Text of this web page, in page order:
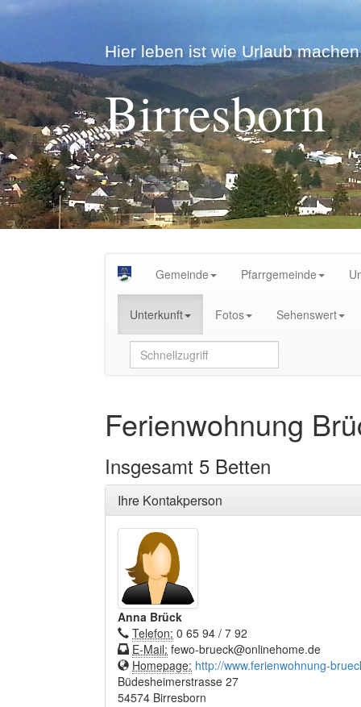
Hier leben ist wie Urlaub
Birresborn
Gemeinde Pfarrgemeinde
Unterkunft Fotos Sehenswert
Ferienwohnung
Insgesamt 5 Betten
Ihre Kontakperson
Anna Brück
Telefon: 0 65 94 / 7 92
E-Mail: fewo-brueck@onlinehome.de
Homepage: http://www.ferienwohnung-
Büdesheimerstrasse 27
54574 Birresborn